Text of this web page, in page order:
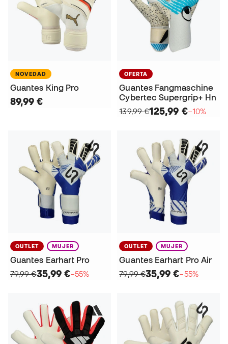
NOVEDAD
Guantes King Pro
89,99 €
OFERTA
Guantes Fangmaschine
Cybertec Supergrip+ Hn
139,99 €125,99 €−10%
OUTLET MUJER
Guantes Earhart Pro
79,99 €35,99 €−55%
OUTLET MUJER
Guantes Earhart Pro Air
79,99 €35,99 €−55%